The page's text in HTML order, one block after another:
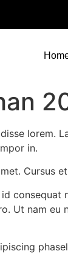
lorem.
in.
Cursus
Ut nam eu